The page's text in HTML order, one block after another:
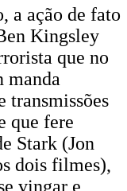
a ação de fato
Kingsley
que no
manda
transmissões
que fere
Stark (Jon
dois filmes),
vingar e